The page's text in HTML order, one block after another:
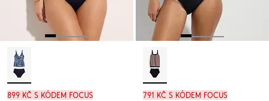
899 Kč s kódem FOCUS 791 Kč s kódem FOCUS